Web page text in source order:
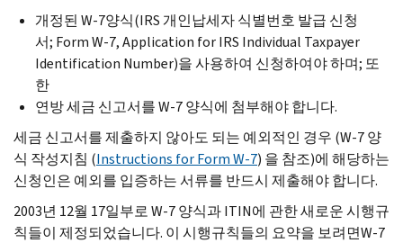
개정된 W-7양식(IRS 개인납세자 식별번호 발급 신청
서; Form W-7,Application for IRS Individual Taxpayer
Identification Number)을 사용하여 신청하여야 하며; 또
한
연방 세금 신고서를W-7 양식에 첨부해야 합니다.
세금 신고서를 제출하지 않아도 되는 예외적인 경우 (W-7 양
식 작성지침 (Instructions for Form W-7) 을 참조)에 해당하는
신청인은 예외를 입증하는 서류를 반드시 제출해야 합니다.
2003년 12월 17일부로W-7 양식과ITIN에 관한 새로운 시행규
칙들이 제정되었습니다. 이 시행규칙들의 요약을 보려면W-7